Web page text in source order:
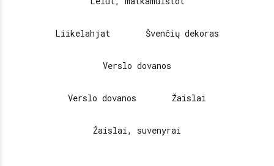
Liikelahjat Švenčių dekoras
Verslo dovanos
Verslo dovanos Žaislai
Žaislai, suvenyrai